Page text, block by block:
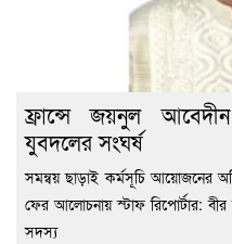
ফ্রান্সে জয়নুল
যুবদলের সংঘর্ষ
সমন্বয় ছাড়াই কর্মসূচি আয়োজনের
ফের আলোচনায় স্টাফ রিপোর্টার:
সদস্য